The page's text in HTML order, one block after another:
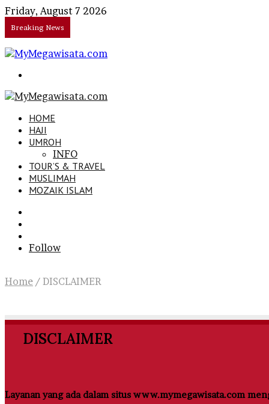
Friday, August 7 2026
Breaking News
HOME
HAJI
UMROH
INFO
TOUR’S & TRAVEL
MUSLIMAH
MOZAIK ISLAM
In
Follow
Home / DISCLAIMER
DISCLAIMER
Layanan yang ada dalam situs www.mymegawisata.com